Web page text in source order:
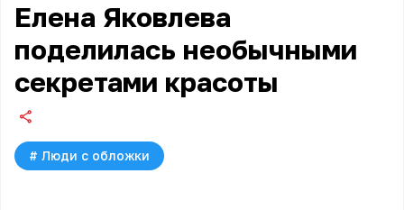
Елена Яковлева
поделилась необычными
секретами красоты
# Люди с обложки